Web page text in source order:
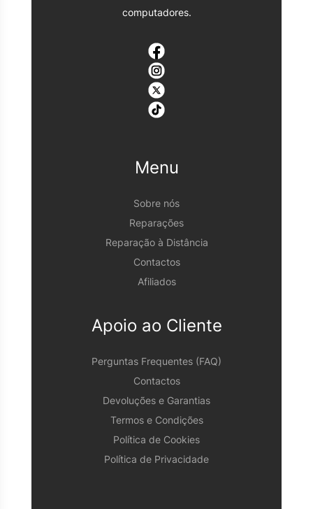
computadores.
Menu
Sobre nós
Reparações
Reparação à Distância
Contactos
Afiliados
Apoio ao Cliente
Perguntas Frequentes (FAQ)
Contactos
Devoluções e Garantias
Termos e Condições
Política de Cookies
Política de Privacidade